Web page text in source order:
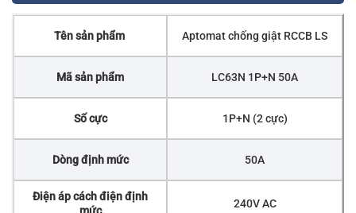
Tên sản phẩm Aptomat chống giật RCCB LS
Mã sản phẩm LC63N 1P+N 50A
Số cực 1P+N (2 cực)
Dòng định mức 50A
Điện áp cách điện định
mức
240V AC